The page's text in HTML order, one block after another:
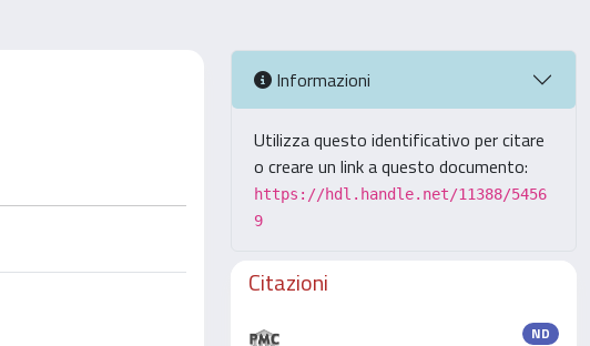
Informazioni
Utilizza questo identificativo per citare
o creare un link a questo documento:
https://hdl.handle.net/11388/5456
9
Citazioni
ND